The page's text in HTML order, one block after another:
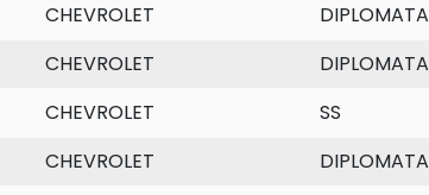
CHEVROLET DIPLOMATA
CHEVROLET DIPLOMATA
CHEVROLET SS
CHEVROLET DIPLOMATA